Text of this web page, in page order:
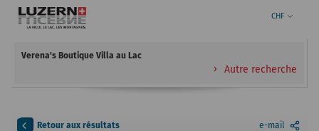
CHF
Verena's Boutique Villa au Lac
Autre recherche
Retour aux résultats e-mail